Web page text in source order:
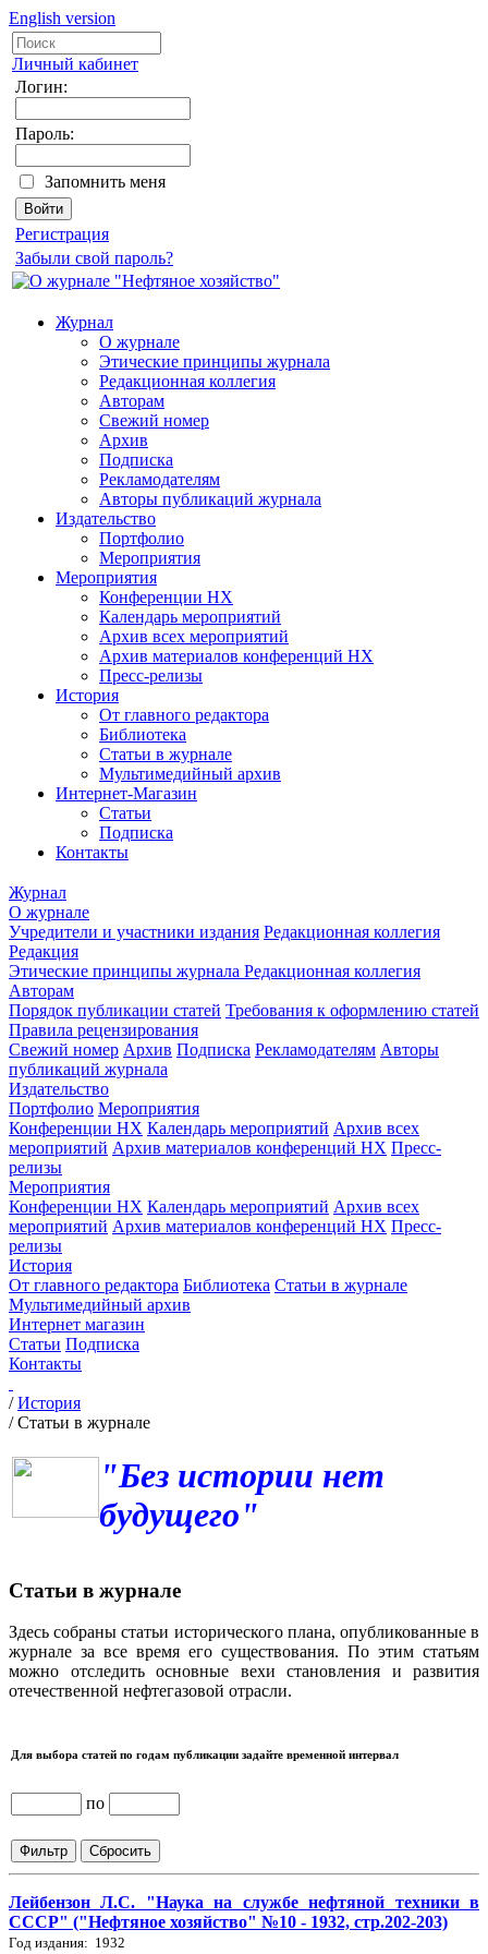
English version
Личный кабинет
Логин:
Пароль:
Запомнить меня
Регистрация
Забыли свой пароль?
Журнал
О журнале
Этические принципы журнала
Редакционная коллегия
Авторам
Свежий номер
Архив
Подписка
Рекламодателям
Авторы публикаций журнала
Издательство
Портфолио
Мероприятия
Мероприятия
Конференции НХ
Календарь мероприятий
Архив всех мероприятий
Архив материалов конференций НХ
Пресс-релизы
История
От главного редактора
Библиотека
Статьи в журнале
Мультимедийный архив
Интернет-Магазин
Статьи
Подписка
Контакты
Журнал
О журнале
Учредители и участники издания Редакционная коллегия
Редакция
Этические принципы журнала Редакционная коллегия
Авторам
Порядок публикации статей Требования к оформлению статей
Правила рецензирования
Свежий номер Архив Подписка Рекламодателям Авторы
публикаций журнала
Издательство
Портфолио Мероприятия
Конференции НХ Календарь мероприятий Архив всех
мероприятий Архив материалов конференций НХ Пресс-
релизы
Мероприятия
Конференции НХ Календарь мероприятий Архив всех
мероприятий Архив материалов конференций НХ Пресс-
релизы
История
От главного редактора Библиотека Статьи в журнале
Мультимедийный архив
Интернет магазин
Статьи Подписка
Контакты
/История
/Статьи в журнале
"Без истории нет
будущего"
Статьи в журнале
Здесь собраны статьи исторического плана, опубликованные в
журнале за все время его существования. По этим статьям
можно отследить основные вехи становления и развития
отечественной нефтегазовой отрасли.
Для выбора статей по годам публикации задайте временной интервал
по
Лейбензон Л.С. "Наука на службе нефтяной техники в
СССР" ("Нефтяное хозяйство" №10 - 1932, стр.202-203)
Год издания: 1932